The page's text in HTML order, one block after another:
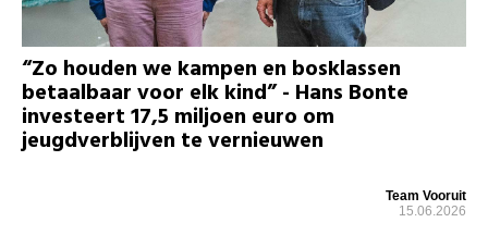
“Zo houden we kampen en bosklassen
betaalbaar voor elk kind” - Hans Bonte
investeert 17,5 miljoen euro om
jeugdverblijven te vernieuwen
Team Vooruit
15.06.2026